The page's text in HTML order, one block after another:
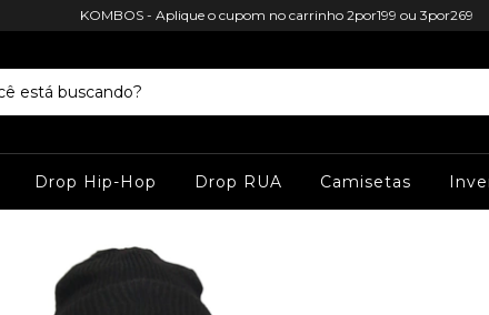
KOMBOS - Aplique o cupom no carrinho 2por199 ou 3por269
Drop Hip-Hop Drop RUA Camisetas